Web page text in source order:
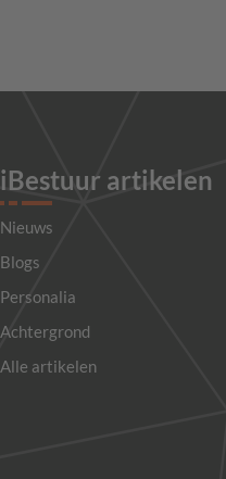
iBestuur artikelen
Nieuws
Blogs
Personalia
Achtergrond
Alle artikelen